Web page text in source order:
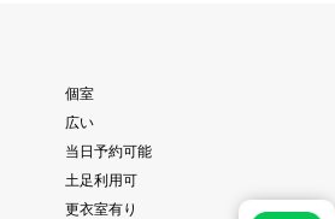
個室
広い
当日予約可能
土足利用可
更衣室有り